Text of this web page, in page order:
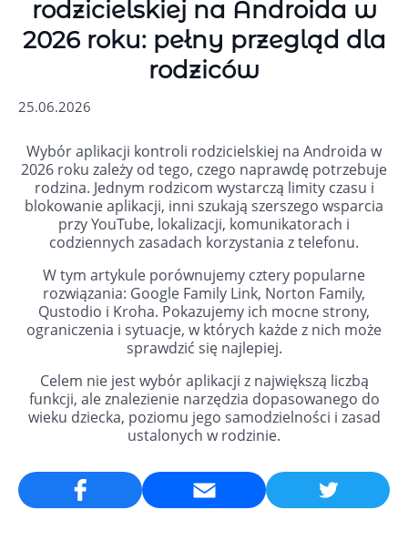
rodzicielskiej na Androida w
2026 roku: pełny przegląd dla
rodziców
25.06.2026
Wybór aplikacji kontroli rodzicielskiej na Androida w
2026 roku zależy od tego, czego naprawdę potrzebuje
rodzina. Jednym rodzicom wystarczą limity czasu i
blokowanie aplikacji, inni szukają szerszego wsparcia
przy YouTube, lokalizacji, komunikatorach i
codziennych zasadach korzystania z telefonu.
W tym artykule porównujemy cztery popularne
rozwiązania: Google Family Link, Norton Family,
Qustodio i Kroha. Pokazujemy ich mocne strony,
ograniczenia i sytuacje, w których każde z nich może
sprawdzić się najlepiej.
Celem nie jest wybór aplikacji z największą liczbą
funkcji, ale znalezienie narzędzia dopasowanego do
wieku dziecka, poziomu jego samodzielności i zasad
ustalonych w rodzinie.
Email